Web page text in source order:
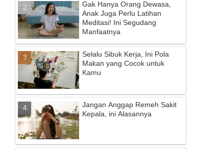
k
C
h
a
n
n
el
Gak Hanya Orang Dewasa,
Anak Juga Perlu Latihan
Meditasi! Ini Segudang
Manfaatnya
Selalu Sibuk Kerja, Ini Pola
Makan yang Cocok untuk
Kamu
Jangan Anggap Remeh Sakit
Kepala, ini Alasannya